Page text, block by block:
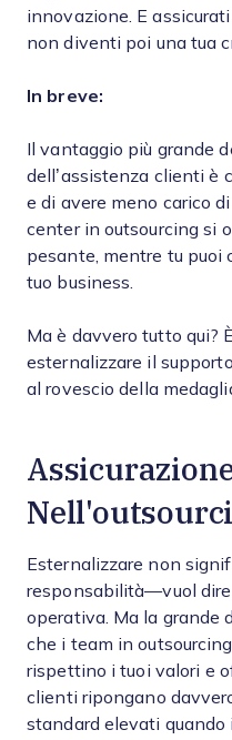
innovazione. E
non diventi poi una tua
In breve:
Il vantaggio più grande
dell’assistenza clienti è
e di avere meno carico
center in outsourcing si
pesante, mentre tu puoi
tuo business.
Ma è davvero tutto qui?
esternalizzare il
al rovescio della
Esternalizzare non
responsabilità—vuol
operativa. Ma la grande
che i team in outsourcing
rispettino i tuoi valori e
clienti ripongano
standard elevati